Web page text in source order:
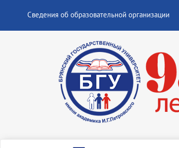
Сведения об образовательной организации